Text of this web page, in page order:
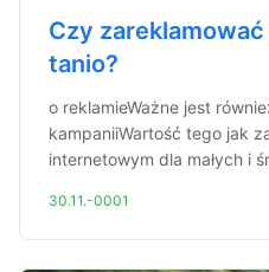
Czy
tanio?
o reklamieWażne jest
kampaniiWartość tego jak
internetowym dla małych i
30.11.-0001